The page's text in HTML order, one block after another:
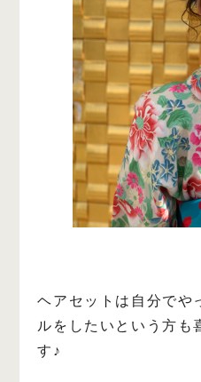
ヘアセットは自分でや
ルをしたいという方も
す♪